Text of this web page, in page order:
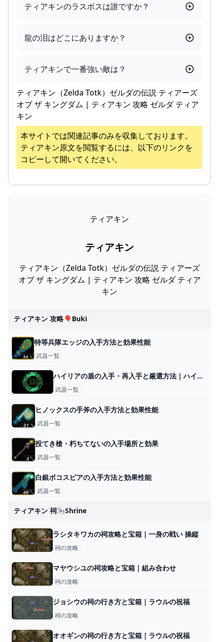
ティアキンのラスボスは誰ですか？
龍の泪はどこにありますか？
ティアキンで一番強い敵は？
ティアキン（Zelda Totk）ゼルダの伝説 ティアーズ
オブ ザ キングダム | ティアキン 攻略 ゼルダ ティア
キン
本サイトでは関連記事のみを収集しております。
ティアキン原文を閲覧するには、以下のリンクを
コピーして開いてください。
ティアキン
ティアキン
ティアキン（Zelda Totk）ゼルダの伝説 ティアーズ
オブ ザ キングダム | ティアキン 攻略 ゼルダ ティア
キン
ティアキン 攻略🎈buki
特等兵隊エッジの入手方法と効果性能
武器一覧
ハイリアの盾の入手・再入手と厳選方法｜ハイラルの盾
武器一覧
ヒノックスの手斧の入手方法と効果性能
武器一覧
投てき槍・朽ちてないの入手場所と効果
武器一覧
白銀ボコスピアの入手方法と効果性能
武器一覧
ティアキン 祠🎠shrine
ラシタキワカの祠攻略と宝箱｜一身の戦い 操縦
祠の攻略
マヤウシユの祠攻略と宝箱｜組み合わせ
祠の攻略
ジョシウの祠の行き方と宝箱｜ラウルの祝福
祠の攻略
オオギンの祠の行き方と宝箱｜ラウルの祝福